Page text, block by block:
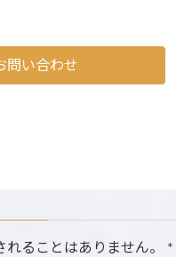
問い合わせ
ることはありません。 *